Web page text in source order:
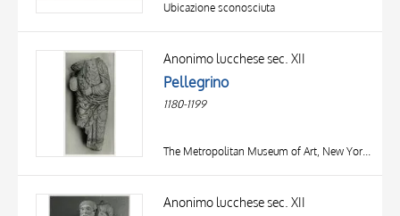
Ubicazione sconosciuta
Anonimo lucchese sec. XII
Pellegrino
1180-1199
The Metropolitan Museum of Art, New York (NY)
Anonimo lucchese sec. XII